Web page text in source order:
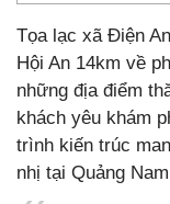
Tọa lạc xã Điện
Hội An 14km về
những địa điểm
khách yêu khám
trình kiến trúc
nhị tại Quảng